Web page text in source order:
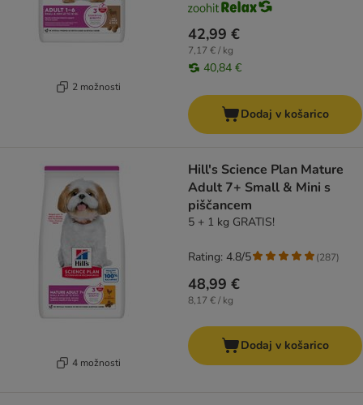
2 možnosti
42,99 €
7,17 € / kg
40,84 €
Dodaj v košarico
4 možnosti
Hill's Science Plan Mature
Adult 7+ Small & Mini s
piščancem
5 + 1 kg GRATIS!
48,99 €
8,17 € / kg
Rating: 4.8/5 (287)
Dodaj v košarico